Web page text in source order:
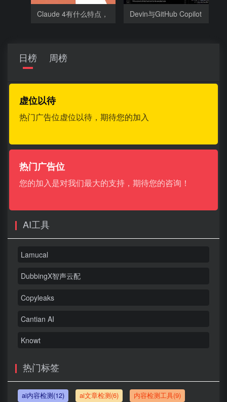
Claude 4有什么特点，
Devin与GitHub Copilot
日榜 周榜
虚位以待
热门广告位虚位以待，期待您的加入
热门广告位
您的加入是对我们最大的支持，期待您的咨询！
AI工具
Lamucal
DubbingX智声云配
Copyleaks
Cantian AI
Knowt
热门标签
ai内容检测(12) ai文章检测(6) 内容检测工具(9)